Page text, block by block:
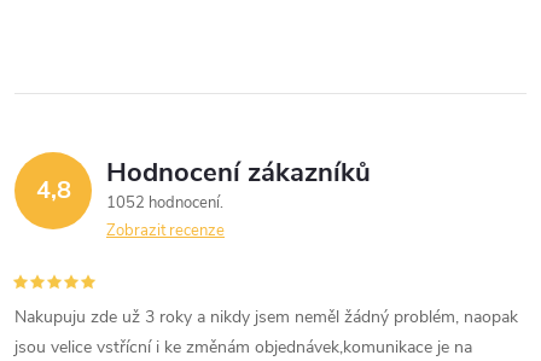
4,8 Hodnocení zákazníků
1052 hodnocení
Zobrazit recenze
Nakupuju zde už 3 roky a nikdy jsem neměl žádný problém, naopak
jsou velice vstřícní i ke změnám objednávek,komunikace je na